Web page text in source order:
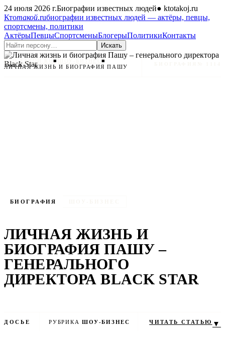
24 июля 2026 г.Биографии известных людей● ktotakoj.ru
Ктотакой.ruбиографии известных людей — актёры, певцы,
спортсмены, политики
АктёрыПевцыСпортсменыБлогерыПолитикиКонтакты
Искать
КТО ТАКОЙ.RU■ ШОУ-БИЗНЕС■
ЛИЧНАЯ ЖИЗНЬ И БИОГРАФИЯ ПАШУ
БИОГРАФИЯ
ЛИЧНАЯ ЖИЗНЬ И
БИОГРАФИЯ ПАШУ –
ГЕНЕРАЛЬНОГО
ДИРЕКТОРА BLACK STAR
ДОСЬЕ РУБРИКАШОУ-БИЗНЕС ЧТЕНИЕ ≈ 7 МИН
ЧИТАТЬ СТАТЬЮ ▼